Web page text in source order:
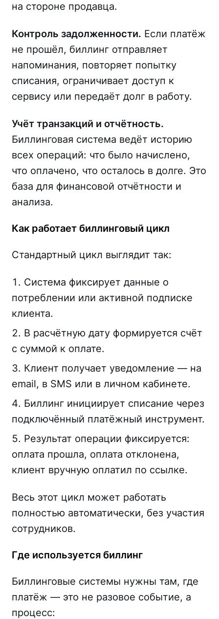
на стороне продавца.
Контроль задолженности. Если платёж
не прошёл, биллинг отправляет
напоминания, повторяет попытку
списания, ограничивает доступ к
сервису или передаёт долг в работу.
Учёт транзакций и отчётность.
Биллинговая система ведёт историю
всех операций: что было начислено,
что оплачено, что осталось в долге. Это
база для финансовой отчётности и
анализа.
Как работает биллинговый цикл
Стандартный цикл выглядит так:
Система фиксирует данные о
потреблении или активной подписке
клиента.
В расчётную дату формируется счёт
с суммой к оплате.
Клиент получает уведомление — на
email, в SMS или в личном кабинете.
Биллинг инициирует списание через
подключённый платёжный инструмент.
Результат операции фиксируется:
оплата прошла, оплата отклонена,
клиент вручную оплатил по ссылке.
Весь этот цикл может работать
полностью автоматически, без участия
сотрудников.
Где используется биллинг
Биллинговые системы нужны там, где
платёж — это не разовое событие, а
процесс: